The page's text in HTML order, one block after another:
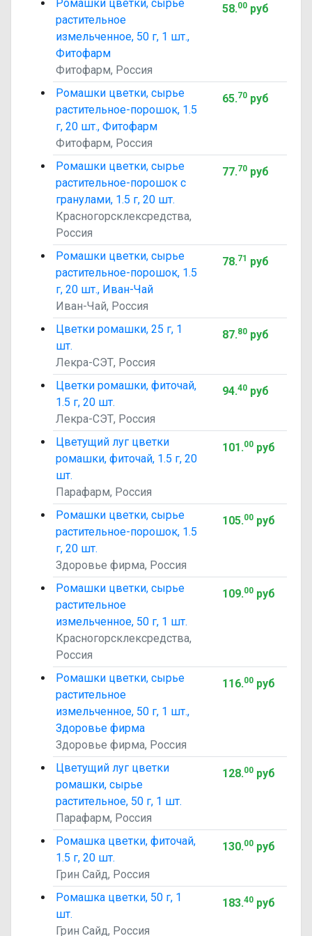
Ромашки цветки, сырье
растительное
измельченное, 50 г, 1 шт.,
Фитофарм
Фитофарм, Россия
58.00руб
Ромашки цветки, сырье
растительное-порошок, 1.5
г, 20 шт., Фитофарм
Фитофарм, Россия
65.70руб
Ромашки цветки, сырье
растительное-порошок с
гранулами, 1.5 г, 20 шт.
Красногорсклексредства,
Россия
77.70руб
Ромашки цветки, сырье
растительное-порошок, 1.5
г, 20 шт., Иван-Чай
Иван-Чай, Россия
78.71 руб
Цветки ромашки, 25 г, 1
шт.
Лекра-СЭТ, Россия
87.80руб
Цветки ромашки, фиточай,
1.5 г, 20 шт.
Лекра-СЭТ, Россия
94.40руб
Цветущий луг цветки
ромашки, фиточай, 1.5 г, 20
шт.
Парафарм, Россия
101.00руб
Ромашки цветки, сырье
растительное-порошок, 1.5
г, 20 шт.
Здоровье фирма, Россия
105.00руб
Ромашки цветки, сырье
растительное
измельченное, 50 г, 1 шт.
Красногорсклексредства,
Россия
109.00руб
Ромашки цветки, сырье
растительное
измельченное, 50 г, 1 шт.,
Здоровье фирма
Здоровье фирма, Россия
116.00руб
Цветущий луг цветки
ромашки, сырье
растительное, 50 г, 1 шт.
Парафарм, Россия
128.00руб
Ромашка цветки, фиточай,
1.5 г, 20 шт.
Грин Сайд, Россия
130.00руб
Ромашка цветки, 50 г, 1
шт.
Грин Сайд, Россия
183.40руб